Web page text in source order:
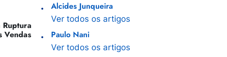
Vendas
Alcides Junqueira
Ver todos os artigos
Paulo Nani
Ver todos os artigos